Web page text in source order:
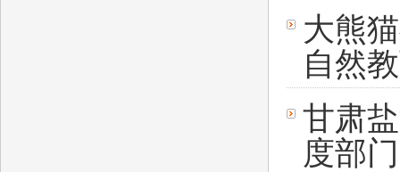
大熊
自然
甘肃
度部